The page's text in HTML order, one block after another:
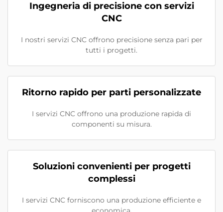
Ingegneria di precisione con servizi
CNC
I nostri servizi CNC offrono precisione senza pari per
tutti i progetti.
Ritorno rapido per parti personalizzate
I servizi CNC offrono una produzione rapida di
componenti su misura.
Soluzioni convenienti per progetti
complessi
I servizi CNC forniscono una produzione efficiente e